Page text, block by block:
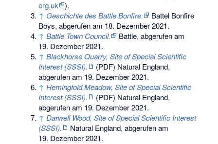
org.uk
).
↑ Geschichte des Battle Bonfire.
Battel Bonfire
Boys, abgerufen am 18. Dezember 2021.
↑ Battle Town Council. Battle, abgerufen am
19. Dezember 2021.
↑ Blackhorse Quarry, Site of Special Scientific
Interest (SSSI).
(PDF) Natural England,
abgerufen am 19. Dezember 2021.
↑ Hemingfold Meadow, Site of Special Scientific
Interest (SSSI).
(PDF) Natural England,
abgerufen am 19. Dezember 2021.
↑ Darwell Wood, Site of Special Scientific Interest
(SSSI).
Natural England, abgerufen am
19. Dezember 2021.